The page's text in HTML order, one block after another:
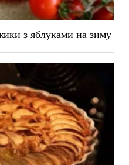
з яблуками на зиму